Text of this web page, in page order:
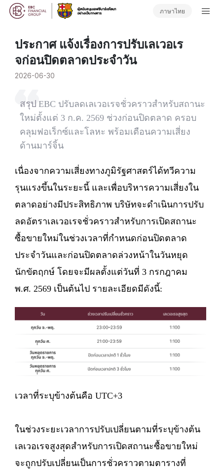
ภาษาไทย
ประกาศ แจ้งเรื่องการปรับเลเวอเร
จก่อนปิดตลาดประจำวัน
2026-06-30
สรุป EBC ปรับลดเลเวอเรจชั่วคราวสำหรับสถานะ
ใหม่ตั้งแต่ 3 ก.ค. 2569 ช่วงก่อนปิดตลาด ครอบ
คลุมฟอเร็กซ์และโลหะ พร้อมเตือนความเสี่ยง
ด้านมาร์จิ้น
เนื่องจากความเสี่ยงทางภูมิรัฐศาสตร์ได้ทวีความ
รุนแรงขึ้นในระยะนี้ และเพื่อบริหารความเสี่ยงใน
ตลาดอย่างมีประสิทธิภาพ บริษัทจะดำเนินการปรับ
ลดอัตราเลเวอเรจชั่วคราวสำหรับการเปิดสถานะ
ซื้อขายใหม่ในช่วงเวลาที่กำหนดก่อนปิดตลาด
ประจำวันและก่อนปิดตลาดล่วงหน้าในวันหยุด
นักขัตฤกษ์ โดยจะมีผลตั้งแต่วันที่ 3 กรกฎาคม
พ.ศ. 2569 เป็นต้นไป รายละเอียดมีดังนี้:
เวลาที่ระบุข้างต้นคือ UTC+3
ในช่วงระยะเวลาการปรับเปลี่ยนตามที่ระบุข้างต้น
เลเวอเรจสูงสุดสำหรับการเปิดสถานะซื้อขายใหม่
จะถูกปรับเปลี่ยนเป็นการชั่วคราวตามตารางที่